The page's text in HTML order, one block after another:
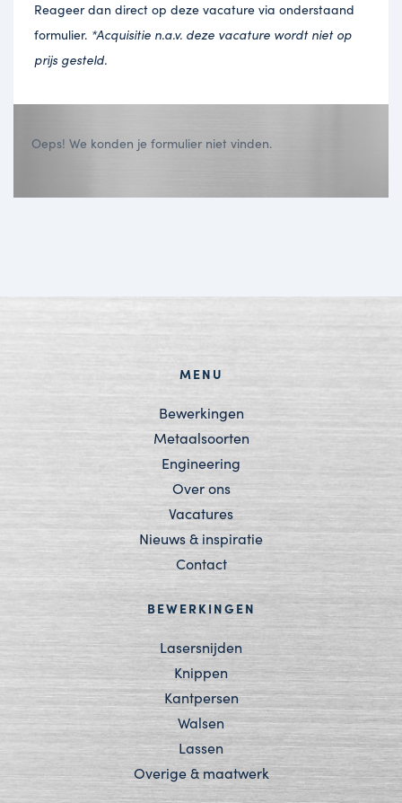
Reageer dan direct op deze vacature via onderstaand
formulier. *Acquisitie n.a.v. deze vacature wordt niet op
prijs gesteld.
Oeps! We konden je formulier niet vinden.
MENU
Bewerkingen
Metaalsoorten
Engineering
Over ons
Vacatures
Nieuws & inspiratie
Contact
BEWERKINGEN
Lasersnijden
Knippen
Kantpersen
Walsen
Lassen
Overige & maatwerk